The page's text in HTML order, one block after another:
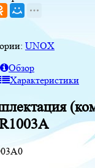
UNOX
Обзор
Характеристики